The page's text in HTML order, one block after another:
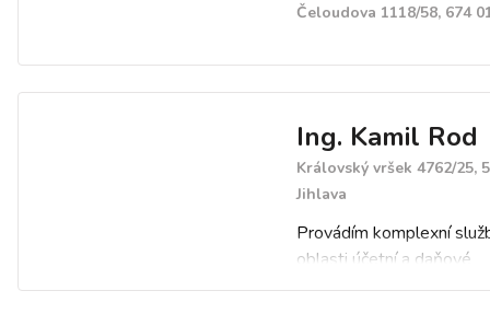
Čeloudova 1118/58, 674
Ing. Kamil Rod
Královský vršek 4762/25,
Jihlava
Provádím komplexní
oblasti účetní a daňové
problematiky. Specializuji